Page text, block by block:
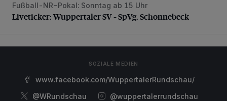
Liveticker: Wuppertaler SV – SpVg. Schonnebeck
Fußball-NR-Pokal: Sonntag ab 15 Uhr
Liveticker: Wuppertaler SV – SpVg. Schonnebeck
SOZIALE MEDIEN
www.facebook.com/WuppertalerRundschau/
@WRundschau
@wuppertalerrundschau